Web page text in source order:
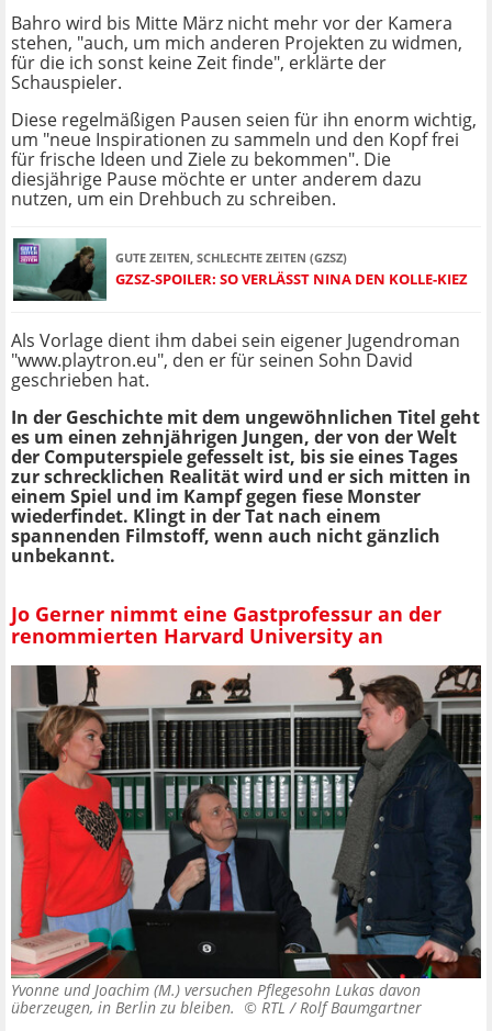
Bahro wird bis Mitte März nicht mehr vor der Kamera
stehen, "auch, um mich anderen Projekten zu widmen,
für die ich sonst keine Zeit finde", erklärte der
Schauspieler.
Diese regelmäßigen Pausen seien für ihn enorm wichtig,
um "neue Inspirationen zu sammeln und den Kopf frei
für frische Ideen und Ziele zu bekommen". Die
diesjährige Pause möchte er unter anderem dazu
nutzen, um ein Drehbuch zu schreiben.
GUTE ZEITEN, SCHLECHTE ZEITEN (GZSZ)
GZSZ-SPOILER: SO VERLÄSST NINA DEN KOLLE-KIEZ
Als Vorlage dient ihm dabei sein eigener Jugendroman
"www.playtron.eu", den er für seinen Sohn David
geschrieben hat.
In der Geschichte mit dem ungewöhnlichen Titel geht
es um einen zehnjährigen Jungen, der von der Welt
der Computerspiele gefesselt ist, bis sie eines Tages
zur schrecklichen Realität wird und er sich mitten in
einem Spiel und im Kampf gegen fiese Monster
wiederfindet. Klingt in der Tat nach einem
spannenden Filmstoff, wenn auch nicht gänzlich
unbekannt.
Jo Gerner nimmt eine Gastprofessur an der
renommierten Harvard University an
Yvonne und Joachim (M.) versuchen Pflegesohn Lukas davon
überzeugen, in Berlin zu bleiben. © RTL / Rolf Baumgartner